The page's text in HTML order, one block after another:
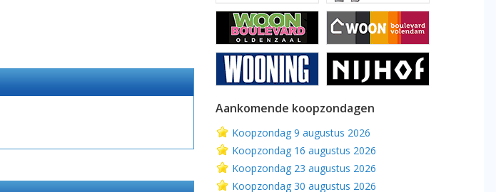
Aankomende koopzondagen
Koopzondag 9 augustus 2026
Koopzondag 16 augustus 2026
Koopzondag 23 augustus 2026
Koopzondag 30 augustus 2026